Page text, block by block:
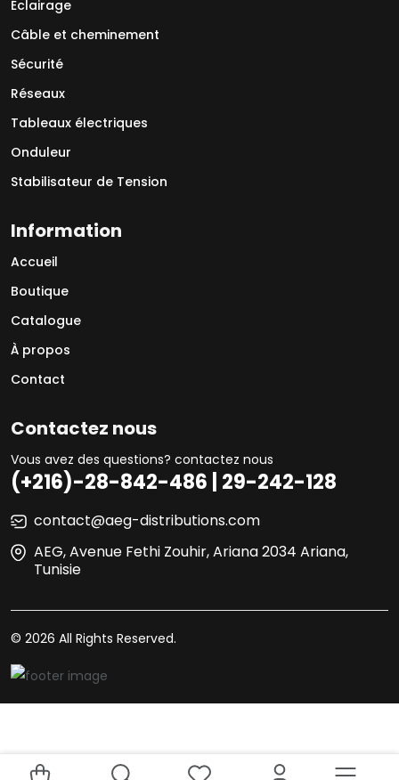
Éclairage
Câble et cheminement
Sécurité
Réseaux
Tableaux électriques
Onduleur
Stabilisateur de Tension
Information
Accueil
Boutique
Catalogue
À propos
Contact
Contactez nous
Vous avez des questions? contactez nous
(+216)-28-842-486 | 29-242-128
contact@aeg-distributions.com
AEG, Avenue Fethi Zouhir, Ariana 2034 Ariana,
Tunisie
© 2026 All Rights Reserved.
Your experience on this site will be improved by allowing